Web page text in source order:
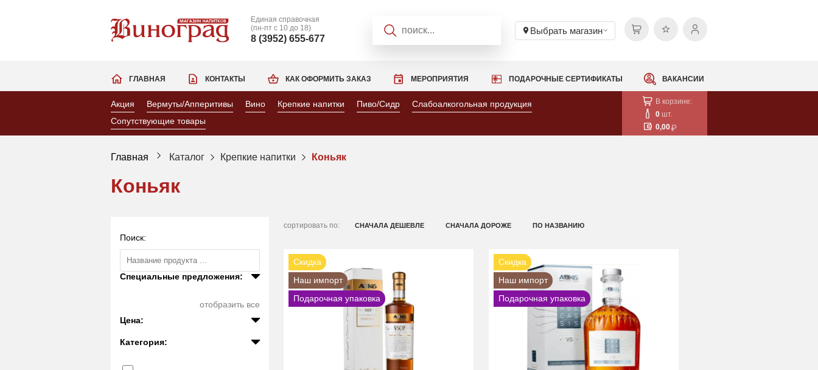
Единая справочная
(пн-пт с 10 до 18)
8 (3952) 655-677
Выбрать магазин
КАК ОФОРМИТЬ ЗАКАЗ МЕРОПРИЯТИЯ ПОДАРОЧНЫЕ СЕРТИФИКАТЫ ВАКАНСИИ
ГЛАВНАЯ КОНТАКТЫ
Акция Вермуты/Апперитивы Вино Крепкие напитки Пиво/Сидр
Слабоалкогольная продукция
Сопутствующие товары
В корзине:
0 шт.
0,00
Главная Каталог Крепкие напитки Коньяк
Коньяк
Поиск:
Специальные предложения:
отобразить все
Цена:
Категория:
сортировать по: СНАЧАЛА ДЕШЕВЛЕ СНАЧАЛА ДОРОЖЕ ПО НАЗВАНИЮ
Скидка
Наш импорт
Подарочная упаковка
Скидка
Наш импорт
Подарочная упаковка